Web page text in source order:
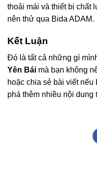
thoải mái và thiết bị chất
nên thử qua Bida ADAM.
Kết Luận
Đó là tất cả những gì
Yên Bái mà bạn không
hoặc chia sẻ bài viết
phá thêm nhiều nội dung